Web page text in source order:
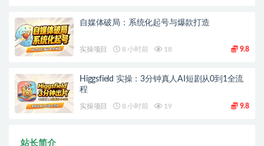
自媒体破局：系统化起号与爆款打造
实操项目 8 小时前 18 9.8
Higgsfield 实操：3分钟真人AI短剧从0到1全流
程
实操项目 8 小时前 19 9.8
站长简介